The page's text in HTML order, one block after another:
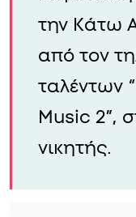
την Κάτω
από τον
ταλέντων
Music 2”,
νικητής.